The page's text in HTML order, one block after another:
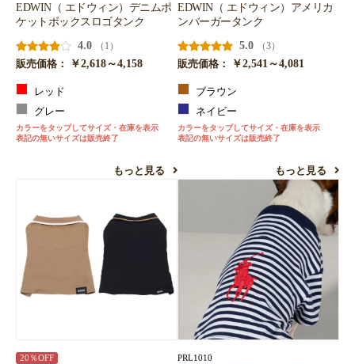
EDWIN（ エドウィン）デニムポ
ケットボックスロゴタンク
4.0
（1）
販売価格：
￥2,618～4,158
レッド
グレー
カラーをタップしてサイズ・在庫を表示
表記の無いサイズは販売終了
もっと見る
EDWIN（ エドウィン）アメリカ
ンバーガータンク
5.0
（3）
販売価格：
￥2,541～4,081
ブラウン
ネイビー
カラーをタップしてサイズ・在庫を表示
表記の無いサイズは販売終了
もっと見る
20％OFF PRL1010